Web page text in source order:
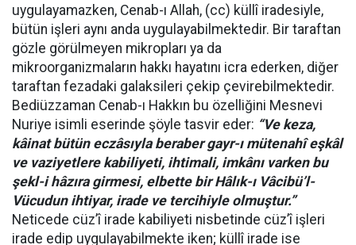
uygulayamazken, Cenab-ı Allah, (cc) küllî iradesiyle,
bütün işleri aynı anda uygulayabilmektedir. Bir taraftan
gözle görülmeyen mikropları ya da
mikroorganizmaların hakkı hayatını icra ederken, diğer
taraftan fezadaki galaksileri çekip çevirebilmektedir.
Bediüzzaman Cenab-ı Hakkın bu özelliğini Mesnevi
Nuriye isimli eserinde şöyle tasvir eder: “Ve keza,
kâinat bütün eczâsıyla beraber gayr-ı mütenahî eşkâl
ve vaziyetlere kabiliyeti, ihtimali, imkânı varken bu
şekl-i hâzıra girmesi, elbette bir Hâlık-ı Vâcibü’l-
Vücudun ihtiyar, irade ve tercihiyle olmuştur.”
Neticede cüz’î irade kabiliyeti nisbetinde cüz’î işleri
irade edip uygulayabilmekte iken; küllî irade ise